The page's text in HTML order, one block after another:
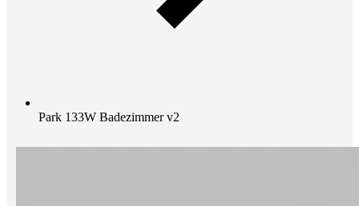
Park 133W Badezimmer v2